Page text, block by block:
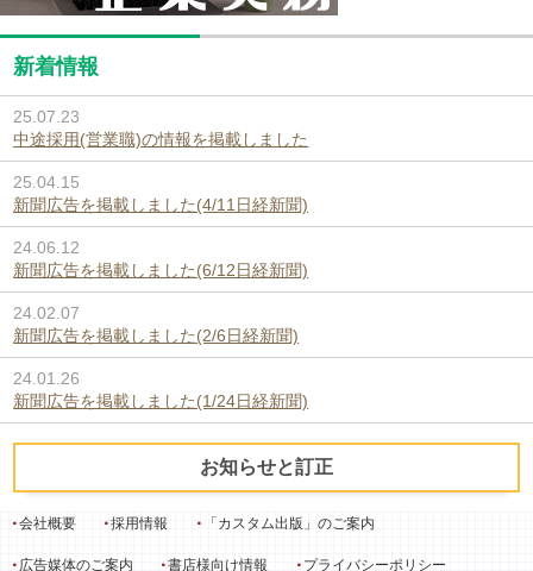
新着情報
25.07.23
中途採用(営業職)の情報を掲載しました
25.04.15
新聞広告を掲載しました(4/11日経新聞)
24.06.12
新聞広告を掲載しました(6/12日経新聞)
24.02.07
新聞広告を掲載しました(2/6日経新聞)
24.01.26
新聞広告を掲載しました(1/24日経新聞)
お知らせと訂正
会社概要 採用情報 「カスタム出版」のご案内
広告媒体のご案内 書店様向け情報 プライバシーポリシー